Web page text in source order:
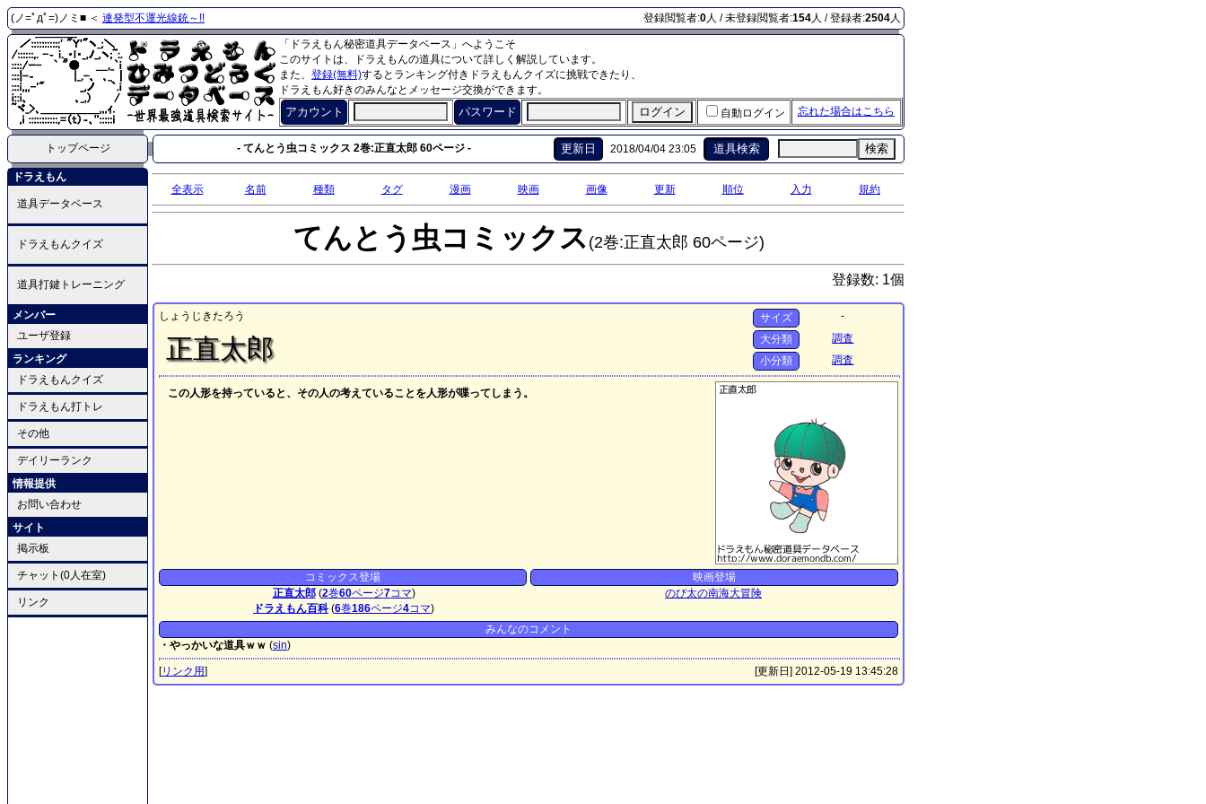
(ノ=ﾟдﾟ=)ノミ■ ＜ 連発型不運光線銃～!! 登録閲覧者:0人 / 未登録閲覧者:154人 / 登録者:2504人
「ドラえもん秘密道具データベース」へようこそ
このサイトは、ドラえもんの道具について詳しく解説しています。
また、 登録(無料)するとランキング付きドラえもんクイズに挑戦できたり、
ドラえもん好きのみんなとメッセージ交換ができます。
アカウント パスワード 自動ログイン 忘れた場合はこちら
トップページ - てんとう虫コミックス 2巻:正直太郎 60ページ - 更新日 2018/04/04 23:05 道具検索 検索
ドラえもん
道具データベース
ドラえもんクイズ
道具打鍵トレーニング
メンバー
ユーザ登録
ランキング
ドラえもんクイズ
ドラえもん打トレ
その他
デイリーランク
情報提供
お問い合わせ
サイト
掲示板
チャット(0人在室)
リンク
全表示 名前 種類 タグ 漫画 映画 画像 更新 順位 入力 規約
てんとう虫コミックス (2巻:正直太郎 60ページ)
登録数: 1個
しょうじきたろう
正直太郎
サイズ
-
大分類
調査
小分類
調査
この人形を持っていると、その人の考えていることを人形が喋ってしまう。
コミックス登場
正直太郎(2巻60ページ7コマ)
ドラえもん百科(6巻186ページ4コマ)
映画登場
のび太の南海大冒険
みんなのコメント
・やっかいな道具ｗｗ (sin)
[リンク用] [更新日] 2012-05-19 13:45:28